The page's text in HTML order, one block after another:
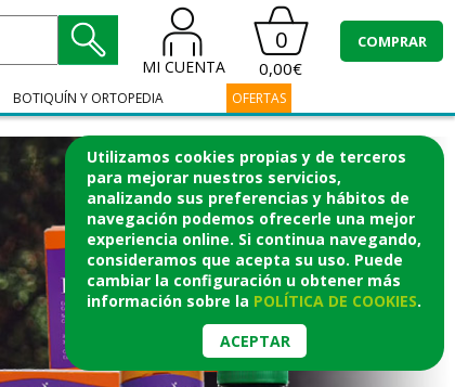
Utilizamos cookies propias y de terceros
para mejorar nuestros servicios,
analizando sus preferencias y hábitos de
navegación podemos ofrecerle una mejor
experiencia online. Si continua navegando,
consideramos que acepta su uso. Puede
cambiar la configuración u obtener más
información sobre la POLÍTICA DE COOKIES.
ACEPTAR
MI CUENTA
0
0,00€
COMPRAR
BOTIQUÍN Y ORTOPEDIA OFERTAS